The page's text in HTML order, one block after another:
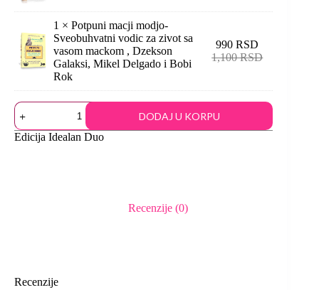
1 × Potpuni macji modjo-
Sveobuhvatni vodic za zivot sa
vasom mackom , Dzekson
Galaksi, Mikel Delgado i Bobi
Rok
1,100RSD
990RSD
DODAJ U KORPU
Edicija Idealan Duo
Recenzije (0)
Recenzije